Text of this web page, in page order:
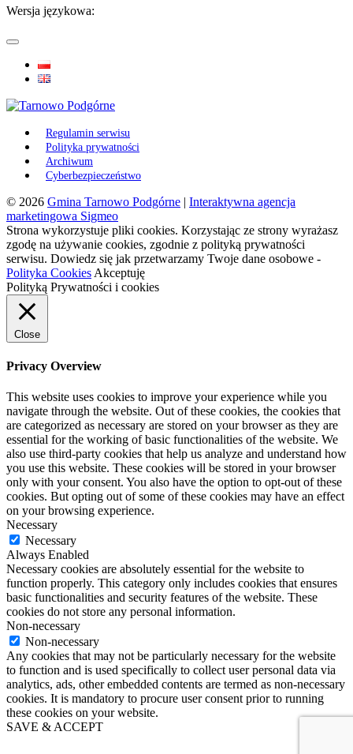
Wersja językowa:
Regulamin serwisu
Polityka prywatności
Archiwum
Cyberbezpieczeństwo
© 2026 Gmina Tarnowo Podgórne | Interaktywna agencja
marketingowa Sigmeo
Strona wykorzystuje pliki cookies. Korzystając ze strony wyrażasz
zgodę na używanie cookies, zgodnie z polityką prywatności
serwisu. Dowiedz się jak przetwarzamy Twoje dane osobowe -
Polityka Cookies Akceptuję
Polityką Prywatności i cookies
Close
Privacy Overview
This website uses cookies to improve your experience while you
navigate through the website. Out of these cookies, the cookies that
are categorized as necessary are stored on your browser as they are
essential for the working of basic functionalities of the website. We
also use third-party cookies that help us analyze and understand how
you use this website. These cookies will be stored in your browser
only with your consent. You also have the option to opt-out of these
cookies. But opting out of some of these cookies may have an effect
on your browsing experience.
Necessary
Necessary
Always Enabled
Necessary cookies are absolutely essential for the website to
function properly. This category only includes cookies that ensures
basic functionalities and security features of the website. These
cookies do not store any personal information.
Non-necessary
Non-necessary
Any cookies that may not be particularly necessary for the website
to function and is used specifically to collect user personal data via
analytics, ads, other embedded contents are termed as non-necessary
cookies. It is mandatory to procure user consent prior to running
these cookies on your website.
SAVE & ACCEPT